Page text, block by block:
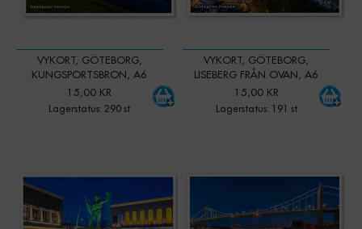
VYKORT, GÖTEBORG,
KUNGSPORTSBRON, A6
15,00 KR
Lagerstatus: 290 st
VYKORT, GÖTEBORG,
LISEBERG FRÅN OVAN, A6
15,00 KR
Lagerstatus: 191 st